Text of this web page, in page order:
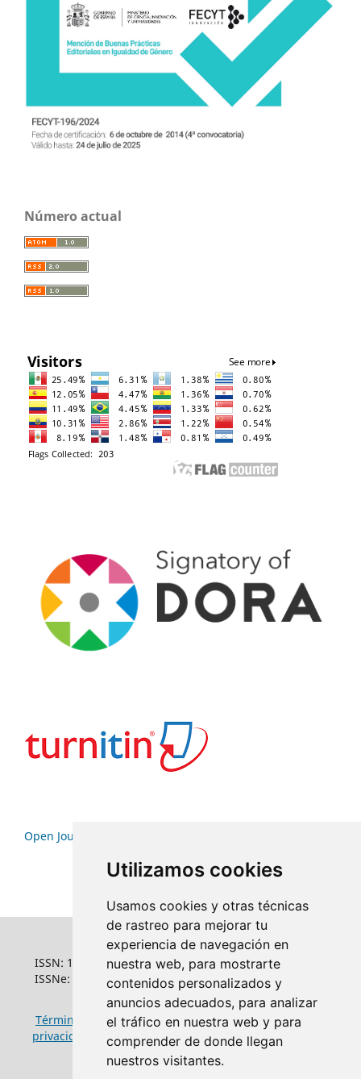
Utilizamos cookies
Usamos cookies y otras técnicas
de rastreo para mejorar tu
experiencia de navegación en
nuestra web, para mostrarte
contenidos personalizados y
anuncios adecuados, para analizar
el tráfico en nuestra web y para
comprender de donde llegan
nuestros visitantes.
Número actual
Open Journal Systems
ISSN: 1022-6508
ISSNe: 1681-5653
Términos y condiciones de uso|Política de
privacidad
Política de cookies